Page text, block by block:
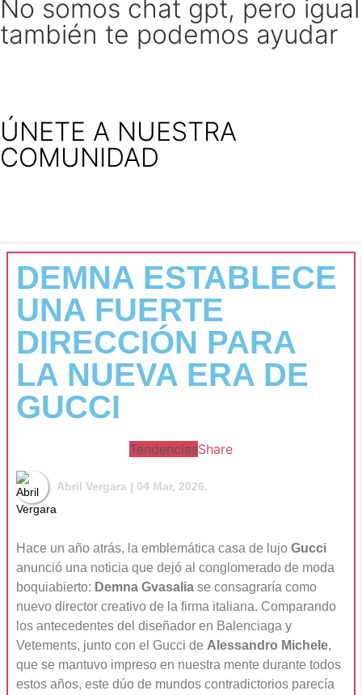
No somos chat gpt, pero igual
también te podemos ayudar
ÚNETE A NUESTRA
COMUNIDAD
DEMNA ESTABLECE
UNA FUERTE
DIRECCIÓN PARA
LA NUEVA ERA DE
GUCCI
TendenciasShare
Abril Vergara | 04 Mar, 2026.
Hace un año atrás, la emblemática casa de lujo Gucci
anunció una noticia que dejó al conglomerado de moda
boquiabierto: Demna Gvasalia se consagraría como
nuevo director creativo de la firma italiana. Comparando
los antecedentes del diseñador en Balenciaga y
Vetements, junto con el Gucci de Alessandro Michele,
que se mantuvo impreso en nuestra mente durante todos
estos años, este dúo de mundos contradictorios parecía